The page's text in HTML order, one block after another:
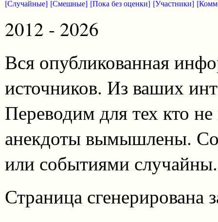
[Случайные] [Смешные] [Пока без оценки] [Участники]
2012 - 2026
Вся опубликованная
источников. Из ваших
Переводим для тех кто
анекдоты вымышлены.
или событиями случайны.
Страница сгенерирована